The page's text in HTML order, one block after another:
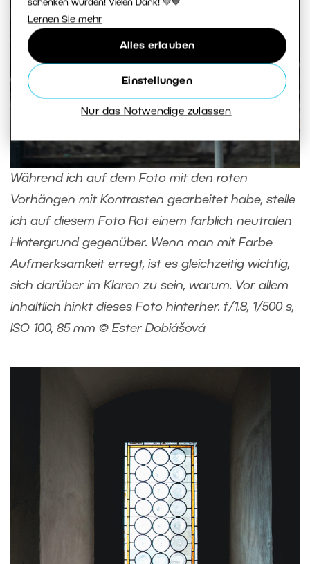
schenken würden! Vielen Dank! 💚💙
Lernen Sie mehr
Alles erlauben
Einstellungen
Nur das Notwendige zulassen
Während ich auf dem Foto mit den roten
Vorhängen mit Kontrasten gearbeitet habe, stelle
ich auf diesem Foto Rot einem farblich neutralen
Hintergrund gegenüber. Wenn man mit Farbe
Aufmerksamkeit erregt, ist es gleichzeitig wichtig,
sich darüber im Klaren zu sein, warum. Vor allem
inhaltlich hinkt dieses Foto hinterher. f/1.8, 1/500 s,
ISO 100, 85 mm © Ester Dobiášová